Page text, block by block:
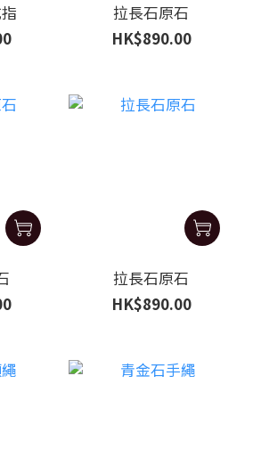
拉長石原石
HK$890.00
拉長石原石
HK$890.00